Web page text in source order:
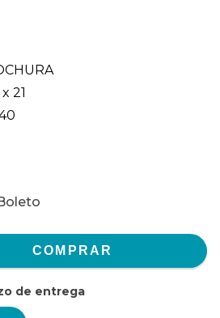
21
de entrega